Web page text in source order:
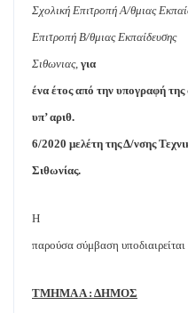
Σχολική Επιτροπή Α/θμιας
Επιτροπή Β/θμιας Εκπαίδευσης
Σιθωνιας, για
ένα έτος από την υπογραφή
υπ’ αριθ.
6/2020 μελέτη της Δ/νσης
Σιθωνίας.
Η
παρούσα σύμβαση
ΤΜΗΜΑ Α : ΔΗΜΟΣ